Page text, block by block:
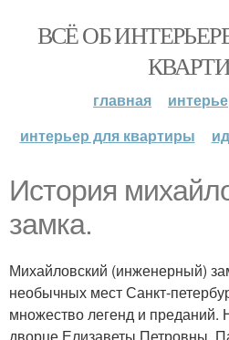
ВСЁ ОБ
главная
интерьер для квартиры
История
замка.
Михайловский (инженерный)
необычных мест Санкт-
множество легенд и преданий.